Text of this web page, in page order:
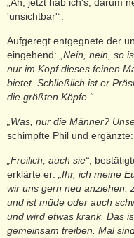
'unsichtbar'“.
Aufgeregt entgegnete der
eingehend:
„Nein, nein, so
nur im Kopf dieses feinen
bietet. Schließlich ist er
die größten Köpfe.“
„Was, nur die Männer?
schimpfte Phil und ergänzte:
„Freilich, auch sie“ ,
erklärte er:
„Ihr, ich meine
wir uns gern neu anziehen.
und ist müde oder auch
und wird etwas krank. Das
gemeinsam treiben. Mal